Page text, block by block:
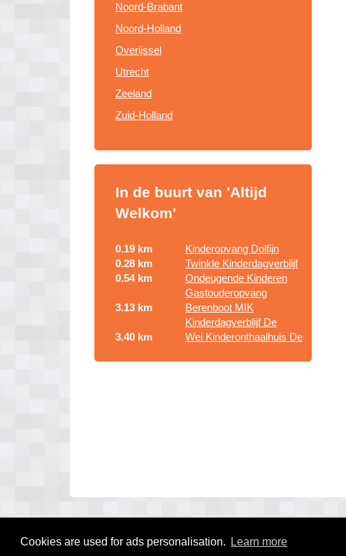
Cookies are used for ads personalisation. Learn more
Noord-Brabant
Noord-Holland
Overijssel
Utrecht
Zeeland
Zuid-Holland
In de buurt van 'Altijd
Welkom'
0.19 km
Kinderopvang Dolfijn
0.28 km
Twinkle Kinderdagverblijf
0.54 km
Ondeugende Kinderen
Gastouderopvang
3.13 km
Berenboot MIK
Kinderdagverblijf De
3.40 km
Wei Kinderonthaalhuis De
© 2026 kinderdagverblijf gids